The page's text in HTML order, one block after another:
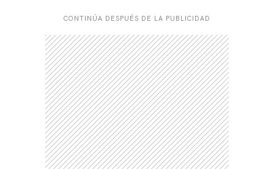
CONTINÚA DESPUÉS DE LA PUBLICIDAD